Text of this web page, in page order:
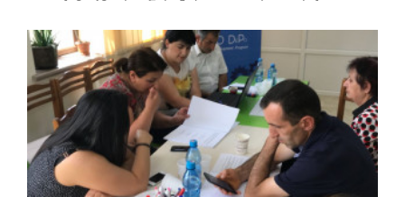
ին տեղի ունեցած միջոցառման ժամանակ:
Պատրաստված ուղեցույցերում եւ
հոլովակներում հանրամատչելի ձեւով
ներկայացված են, թե ինչպես
հասարակության ներկայացուցիչները կարող
են մասնակից դառնալ ...